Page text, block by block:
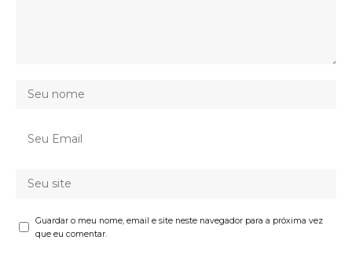
Guardar o meu nome, email e site neste navegador para a próxima vez
que eu comentar.